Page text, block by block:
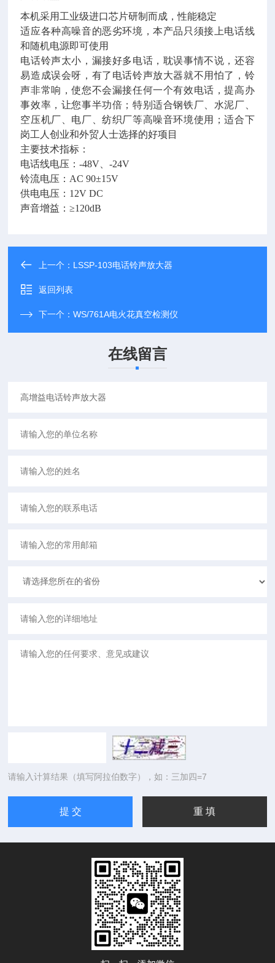
本机采用工业级进口芯片研制而成，性能稳定
适应各种高噪音的恶劣环境，本产品只须接上电话线
和随机电源即可使用
电话铃声太小，漏接好多电话，耽误事情不说，还容
易造成误会呀，有了电话铃声放大器就不用怕了，铃
声非常响，使您不会漏接任何一个有效电话，提高办
事效率，让您事半功倍；特别适合钢铁厂、水泥厂、
空压机厂、电厂、纺织厂等高噪音环境使用；适合下
岗工人创业和外贸人士选择的好项目
主要技术指标：
电话线电压：-48V、-24V
铃流电压：AC 90±15V
供电电压：12V DC
声音增益：≥120dB
上一个： LSSP-103电话铃声放大器
返回列表
下一个：WS/761A电火花真空检测仪
在线留言
请输入计算结果（填写阿拉伯数字），如：三加四=7